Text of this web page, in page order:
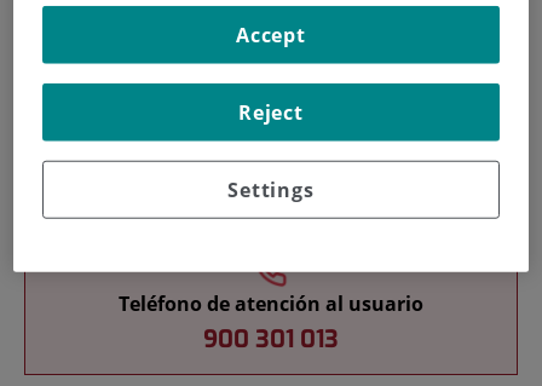
Teléfono de atención al usuario
900 301 013
Settings
Reject
Accept